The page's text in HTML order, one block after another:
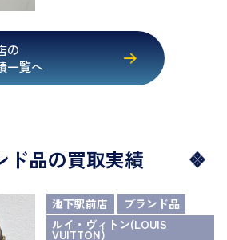
の
一覧へ
ド品の買取実績
池下駅前店
ブランド品
ルイ・ヴィトン(LOUIS
VUITTON)